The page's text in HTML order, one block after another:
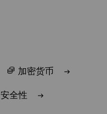
加密货币
安全性